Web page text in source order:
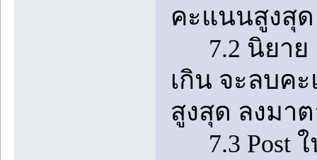
คะแนนสูงสุด
7.2 นิยาย 1
เกิน จะลบค
สูงสุด ลงมา
7.3 Post ใ